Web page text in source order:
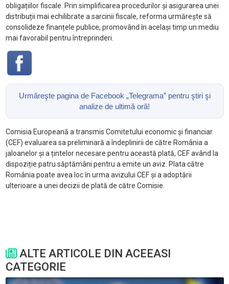
obligațiilor fiscale. Prin simplificarea procedurilor și asigurarea unei
distribuții mai echilibrate a sarcinii fiscale, reforma urmărește să
consolideze finanțele publice, promovând în același timp un mediu
mai favorabil pentru întreprinderi.
Urmăreşte pagina de Facebook „Telegrama” pentru ştiri şi
analize de ultimă oră!
Comisia Europeană a transmis Comitetului economic și financiar
(CEF) evaluarea sa preliminară a îndeplinirii de către România a
jaloanelor și a țintelor necesare pentru această plată, CEF având la
dispoziție patru săptămâni pentru a emite un aviz. Plata către
România poate avea loc în urma avizului CEF și a adoptării
ulterioare a unei decizii de plată de către Comisie.
ALTE ARTICOLE DIN ACEEASI
CATEGORIE